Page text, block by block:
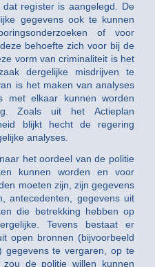
register is aangelegd. De
gegevens ook te kunnen
of voor
behoefte zich voor bij de
vorm van criminaliteit is het
dergelijke misdrijven te
is het maken van analyses
met elkaar kunnen worden
Zoals uit het Actieplan
blijkt hecht de regering
analyses.
het oordeel van de politie
kunnen worden en voor
moeten zijn, zijn gegevens
antecedenten, gegevens uit
die betrekking hebben op
Tevens bestaat er
open bronnen (bijvoorbeeld
gegevens te vergaren, op te
de politie willen kunnen